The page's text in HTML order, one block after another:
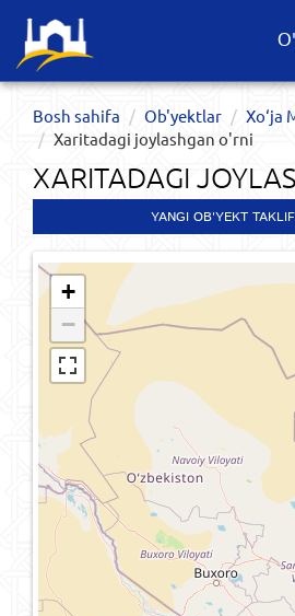
Bosh sahifa Ob'yektlar​
Xo‘ja
Xaritadagi joylashgan o'rni
XARITADAGI
YANGI OB'YEKT
+
−